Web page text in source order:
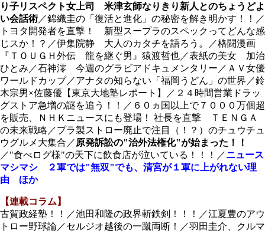
り子リスペクト女上司 米津玄師なりきり新人とのちょうどよ
い会話術／錦織圭の「復活と進化」の秘密を解き明かす！！／
トヨタ開発者を直撃！ 新型スープラのスペックってどんな感
じスか！？／伊集院静 大人のカタチを語ろう。／格闘漫画
『ＴＯＵＧＨ外伝 龍を継ぐ男』猿渡哲也／表紙の美女 加治
ひとみ／石神澪 今週のグラビアドキュメンタリー／ＡＶ女優
ワールドカップ／アナタの知らない「福岡うどん」の世界／鈴
木宗男×佐藤優【東京大地塾レポート】／２４時間営業ドラッ
グストア急増の謎を追う！！／６０ヵ国以上で７０００万個超
を販売、ＮＨＫニュースにも登場！ 社長を直撃 ＴＥＮＧＡ
の未来戦略／プラ製ストロー廃止で注目（！？）のチュウチュ
ウグルメ大集合／ 原発訴訟の"治外法権化"が始まった！！
／"食べログ様"の天下に飲食店が泣いている！！！／ニュース
マシマシ ２軍では"無双"でも、清宮が１軍に上がれない理
由 ほか
【連載コラム】
古賀政経塾！！／池田和隆の政界斬鉄剣！！！／江夏豊のアウ
トロー野球論／セルジオ越後の一蹴両断！／羽田圭介、クルマ